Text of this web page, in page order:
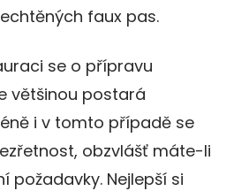
faux pas.
se o přípravu
většinou postará
i v tomto případě se
obzvlášť máte-li
požadavky. Nejlepší si